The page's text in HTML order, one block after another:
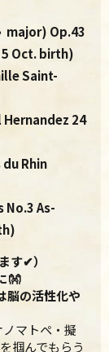
major) Op.43
Oct. birth)
Saint-
24
Rhin
As-
す✔）
👐
脳の活性化や
マトペ・擬
掴んでもらう